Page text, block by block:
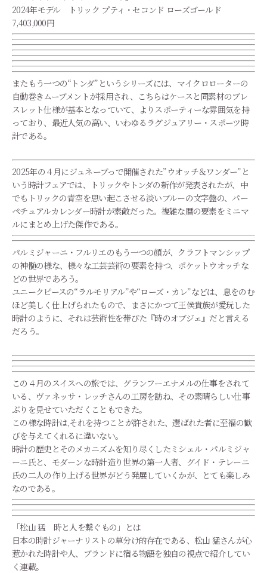
2024年モデル トリック プティ・セコンド ローズゴールド
7,403,000円
またもう一つの“トンダ”というシリーズには、マイクロローターの
自動巻きムーブメントが採用され、こちらはケースと同素材のブレ
スレット仕様が基本となっていて、よりスポーティーな雰囲気を持
っており、最近人気の高い、いわゆるラグジュアリー・スポーツ時
計である。
2025年の４月にジュネーブっで開催された”ウオッチ＆ワンダー”と
いう時計フェアでは、トリックやトンダの新作が発表されたが、中
でもトリックの青空を思い起こさせる淡いブルーの文字盤の、パー
ペチュアルカレンダー時計が素敵だった。複雑な暦の要素をミニマ
ルにまとめ上げた傑作である。
パルミジャーニ・フルリエのもう一つの顔が、クラフトマンシップ
の神髄の様な、様々な工芸芸術の要素を持つ、ポケットウオッチな
どの世界であろう。
ユニークピースの“ラルモリアル”や“ローズ・カレ”などは、息をのむ
ほど美しく仕上げられたもので、まさにかつて王侯貴族が愛玩した
時計のように、それは芸術性を帯びた『時のオブジェ』だと言える
だろう。
この４月のスイスへの旅では、グランフーエナメルの仕事をされて
いる、ヴァネッサ・レッチさんの工房を訪ね、その素晴らしい仕事
ぶりを見せていただくこともできた。
この様な時計は,それを持つことが許された、選ばれた者に至福の歓
びを与えてくれるに違いない。
時計の歴史とそのメカニズムを知り尽くしたミシェル・パルミジャ
ーニ氏と、モダーンな時計造り世界の第一人者、グイド・テレーニ
氏の二人の作り上げる世界がどう発展していくかが、とても楽しみ
なのである。
「松山 猛 時と人を繋ぐもの」とは
日本の時計ジャーナリストの草分け的存在である、松山 猛さんが心
惹かれた時計や人、ブランドに宿る物語を独自の視点で紹介してい
く連載。